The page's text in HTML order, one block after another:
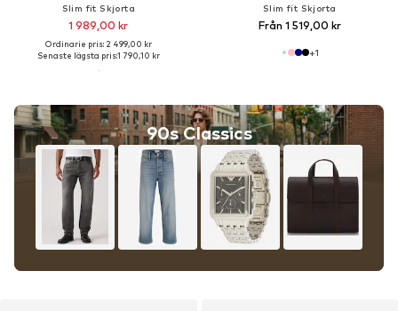
Slim fit Skjorta
1 989,00 kr
Ordinarie pris: 2 499,00 kr
Senaste lägsta pris:1 790,10 kr
90s Classics
Slim fit Skjorta
Från 1 519,00 kr
+1